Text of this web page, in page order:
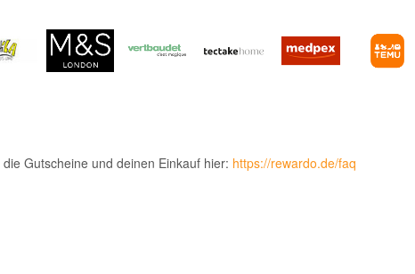
Gutscheine und deinen Einkauf hier: https://rewardo.de/faq